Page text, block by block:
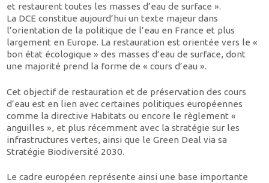
et restaurent toutes les masses d’eau de surface ».
La DCE constitue aujourd’hui un texte majeur dans
l’orientation de la politique de l’eau en France et plus
largement en Europe. La restauration est orientée vers le «
bon état écologique » des masses d’eau de surface, dont
une majorité prend la forme de « cours d’eau ».
Cet objectif de restauration et de préservation des cours
d’eau est en lien avec certaines politiques européennes
comme la directive Habitats ou encore le règlement «
anguilles », et plus récemment avec la stratégie sur les
infrastructures vertes, ainsi que le Green Deal via sa
Stratégie Biodiversité 2030.
Le cadre européen représente ainsi une base importante